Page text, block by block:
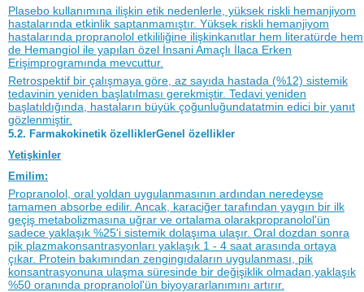
Plasebo kullanımına ilişkin etik nedenlerle, yüksek riskli hemanjiyom
hastalarında etkinlik saptanmamıştır. Yüksek riskli hemanjiyom
hastalarında propranolol etkililiğine ilişkinkanıtlar hem literatürde hem
de Hemangiol ile yapılan özel İnsani Amaçlı İlaca Erken
Erişimprogramında mevcuttur.
Retrospektif bir çalışmaya göre, az sayıda hastada (%12) sistemik
tedavinin yeniden başlatılması gerekmiştir. Tedavi yeniden
başlatıldığında, hastaların büyük çoğunluğundatatmin edici bir yanıt
gözlenmiştir.
5.2. Farmakokinetik özelliklerGenel özellikler
Yetişkinler
Emilim:
Propranolol, oral yoldan uygulanmasının ardından neredeyse
tamamen absorbe edilir. Ancak, karaciğer tarafından yaygın bir ilk
geçiş metabolizmasına uğrar ve ortalama olarakpropranolol'ün
sadece yaklaşık %25'i sistemik dolaşıma ulaşır. Oral dozdan sonra
pik plazmakonsantrasyonları yaklaşık 1 - 4 saat arasında ortaya
çıkar. Protein bakımından zengingıdaların uygulanması, pik
konsantrasyonuna ulaşma süresinde bir değişiklik olmadan,yaklaşık
%50 oranında propranolol'ün biyoyararlanımını artırır.